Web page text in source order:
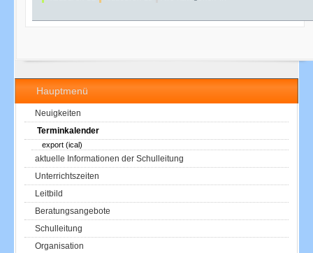
Hauptmenü
Neuigkeiten
Terminkalender
export (ical)
aktuelle Informationen der Schulleitung
Unterrichtszeiten
Leitbild
Beratungsangebote
Schulleitung
Organisation